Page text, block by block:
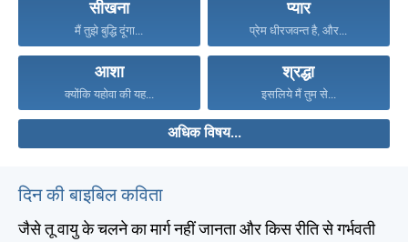
सीखना
मैं तुझे बुद्धि दूंगा...
प्यार
प्रेम धीरजवन्त है, और...
आशा
क्योंकि यहोवा की यह...
श्रद्धा
इसलिये मैं तुम से...
अधिक विषय...
दिन की बाइबिल कविता
जैसे तू वायु के चलने का मार्ग नहीं जानता और किस रीति से गर्भवती